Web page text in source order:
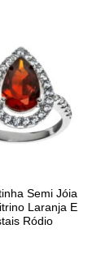
Semi Jóia
Laranja E
Ródio